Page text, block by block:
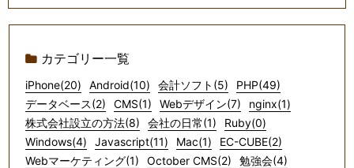
カテゴリー一覧
iPhone(20) Android(10) 会計ソフト(5)
PHP(49)
データベース(2)
CMS(1) Webデザイン(7)
nginx(1)
株式会社設立の方法(8)
会社の日常(1)
Ruby(0)
Windows(4)
Javascript(11) Mac(1)
EC-CUBE(2)
Webマーケティング(1)
October CMS(2)
勉強会(4)